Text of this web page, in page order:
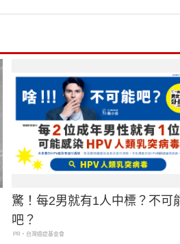
驚！每2男就有1人中標？不可能
吧？